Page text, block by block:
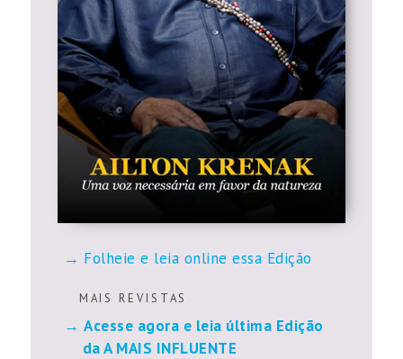
Folheie e leia online essa Edição
M A I S R E V I S T A S
Acesse agora e leia última Edição
da A MAIS INFLUENTE